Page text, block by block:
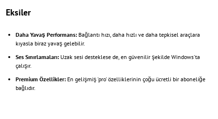
Eksiler
Daha Yavaş Performans: Bağlantı hızı, daha hızlı ve daha tepkisel araçlara
kıyasla biraz yavaş gelebilir.
Ses Sınırlamaları: Uzak sesi desteklese de, en güvenilir şekilde Windows'ta
çalışır.
Premium Özellikler: En gelişmiş 'pro' özelliklerinin çoğu ücretli bir aboneliğe
bağlıdır.